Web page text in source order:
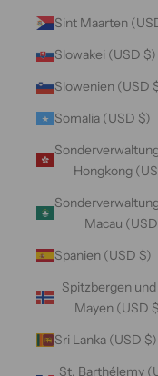
Sint Maarten
Slowakei (USD $)
Slowenien (USD
Somalia (USD $)
Hongkong
Macau
Spanien (USD $)
Spitzbergen und
Mayen (USD
Sri Lanka (USD $)
St. Barthélemy